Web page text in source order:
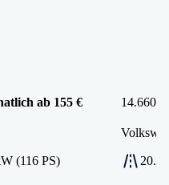
ab 155 €
(116 PS)
14.660 €